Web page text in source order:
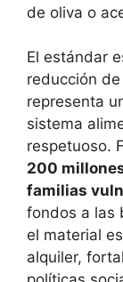
de oliva o
El estándar
reducción
representa
sistema
respetuoso.
200
familias
fondos a las
el material
alquiler,